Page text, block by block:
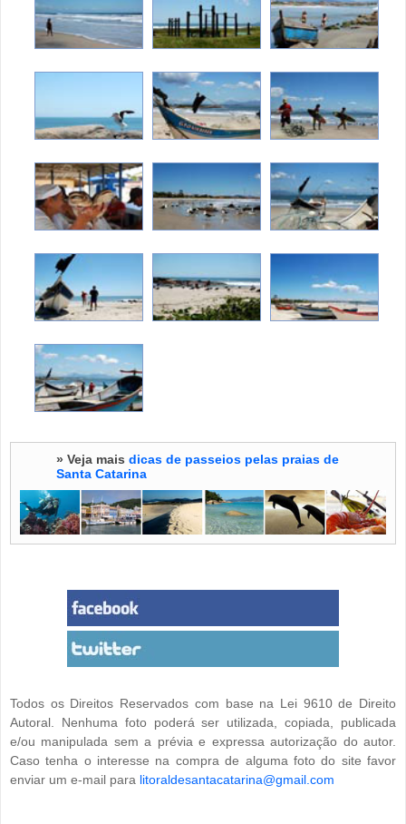
» Veja mais dicas de passeios pelas praias de
Santa Catarina
Todos os Direitos Reservados com base na Lei 9610 de Direito
Autoral. Nenhuma foto poderá ser utilizada, copiada, publicada
e/ou manipulada sem a prévia e expressa autorização do autor.
Caso tenha o interesse na compra de alguma foto do site favor
enviar um e-mail para litoraldesantacatarina@gmail.com